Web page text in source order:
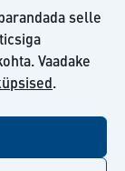
selle
Vaadake
.